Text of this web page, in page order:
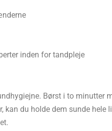
inden for tandpleje
Børst i to minutter
kan du holde dem sunde